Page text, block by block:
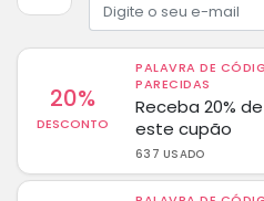
20%
DESCONTO
PALAVRA DE
PARECIDAS
Receba 20%
este cupão
637 USADO